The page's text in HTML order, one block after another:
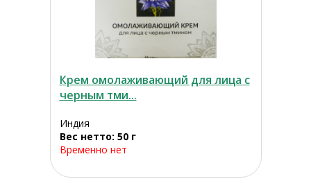
Крем омолаживающий для лица с
черным тми...
Индия
Вес нетто: 50 г
Временно нет